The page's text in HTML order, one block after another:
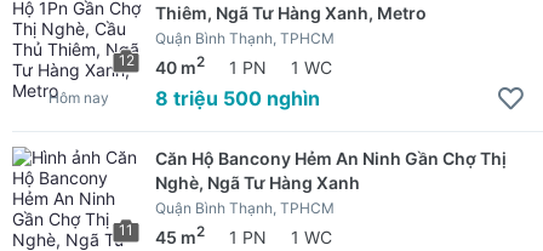
12
Thiêm, Ngã Tư Hàng Xanh, Metro
Quận Bình Thạnh, TPHCM
40 m2 1 PN 1 WC
8 triệu 500 nghìn
Hôm nay
11
Căn Hộ Bancony Hẻm An Ninh Gần Chợ Thị
Nghè, Ngã Tư Hàng Xanh
Quận Bình Thạnh, TPHCM
45 m2 1 PN 1 WC